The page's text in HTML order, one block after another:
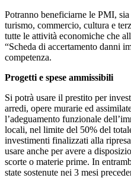
Potranno beneficiarne le PMI,
turismo, commercio, cultura e
tutte le attività economiche che
“Scheda di accertamento danni
competenza.
Progetti e spese ammissibili
Si potrà usare il prestito per
arredi, opere murarie ed
l’adeguamento funzionale
locali, nel limite del 50% del
investimenti finalizzati alla
usare anche per avere a
scorte o materie prime. In
state sostenute nei 3 mesi